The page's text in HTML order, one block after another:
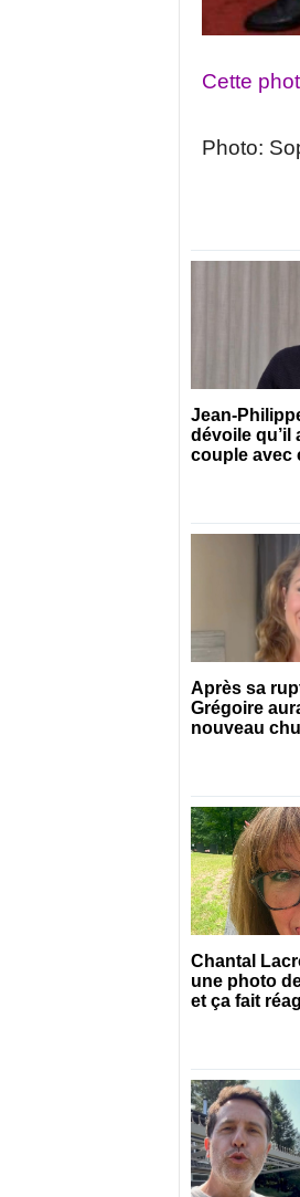
Cette
Photo:
Jean-
dévoile qu’il
couple avec
Après sa
Grégoire
nouveau
Chantal
une photo
et ça fait